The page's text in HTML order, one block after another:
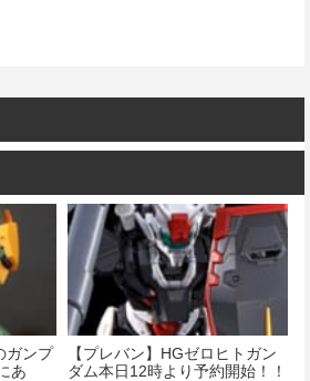
ガンプ
あ
【プレバン】HGゼロヒトガン
ダム本日12時より予約開始！！